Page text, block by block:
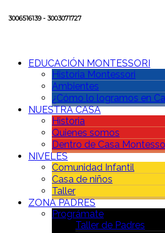
3006516139 - 3003071727
EDUCACIÓN MONTESSORI
Historia Montessori
Ambientes
¿Cómo lo logramos en
NUESTRA CASA
Historia
Quienes somos
Dentro de Casa
NIVELES
Comunidad Infantil
Casa de niños
Taller
ZONA PADRES
Prográmate
Taller de Padres